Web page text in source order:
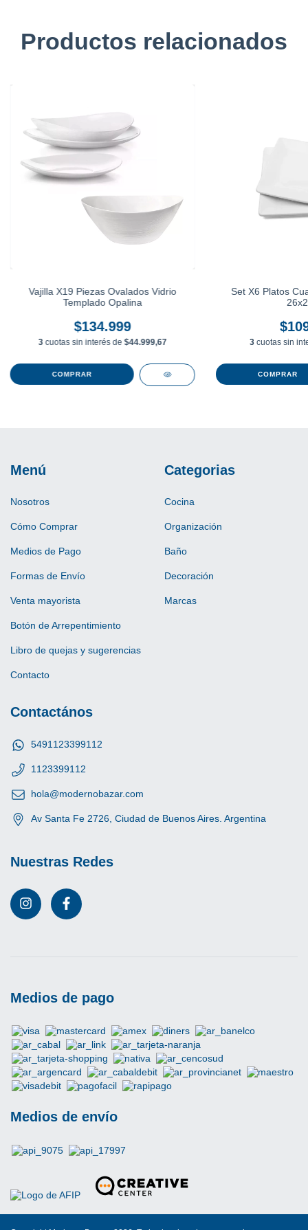
Productos relacionados
Vajilla X19 Piezas Ovalados Vidrio
Templado Opalina
$134.999
3 cuotas sin interés de$44.999,67
Set X6 Platos
3 cuotas sin
Menú
Nosotros
Cómo Comprar
Medios de Pago
Formas de Envío
Venta mayorista
Botón de Arrepentimiento
Libro de quejas y sugerencias
Contacto
Categorias
Cocina
Organización
Baño
Decoración
Marcas
Contactános
5491123399112
1123399112
hola@modernobazar.com
Av Santa Fe 2726, Ciudad de Buenos Aires. Argentina
Nuestras Redes
Medios de pago
Medios de envío